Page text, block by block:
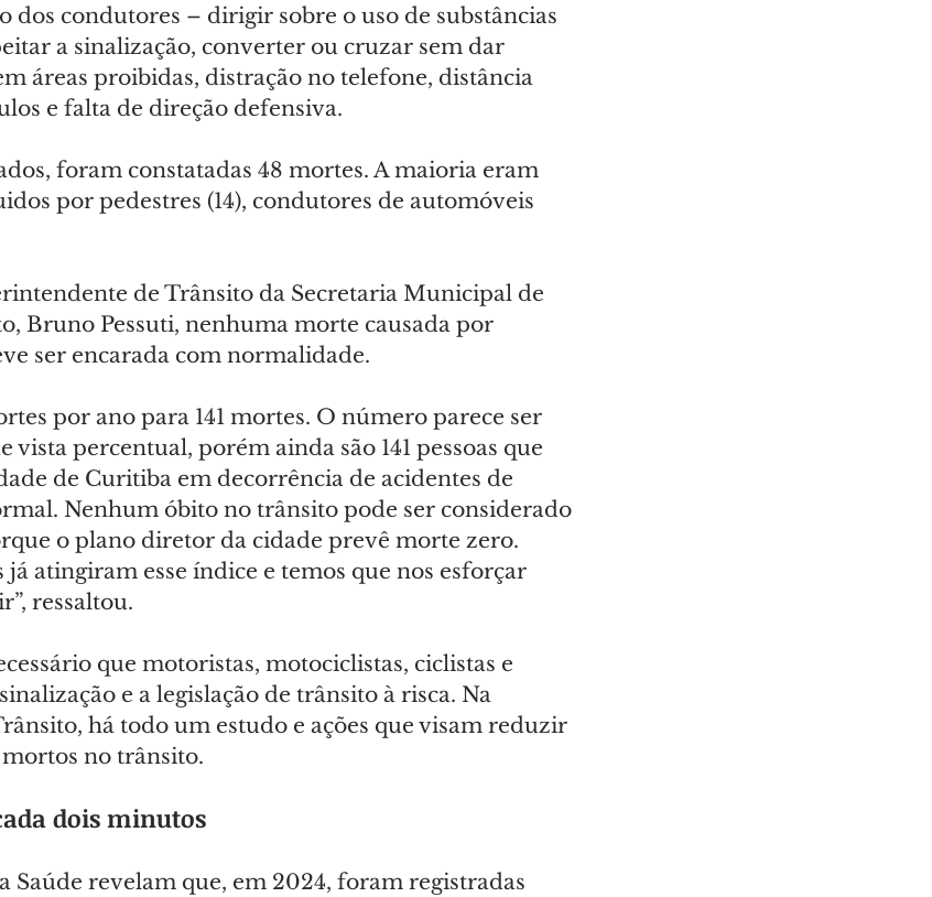
dos condutores – dirigir sobre o uso de substâncias
a sinalização, converter ou cruzar sem dar
áreas proibidas, distração no telefone, distância
e falta de direção defensiva.
foram constatadas 48 mortes. A maioria eram
por pedestres (14), condutores de automóveis
de Trânsito da Secretaria Municipal de
Bruno Pessuti, nenhuma morte causada por
ser encarada com normalidade.
por ano para 141 mortes. O número parece ser
percentual, porém ainda são 141 pessoas que
de Curitiba em decorrência de acidentes de
Nenhum óbito no trânsito pode ser considerado
o plano diretor da cidade prevê morte zero.
atingiram esse índice e temos que nos esforçar
ressaltou.
que motoristas, motociclistas, ciclistas e
e a legislação de trânsito à risca. Na
há todo um estudo e ações que visam reduzir
no trânsito.
dois minutos
Saúde revelam que, em 2024, foram registradas